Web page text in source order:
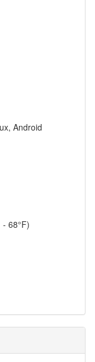
Android
- 68°F)